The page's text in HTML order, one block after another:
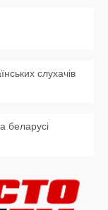
слухачів
беларусі